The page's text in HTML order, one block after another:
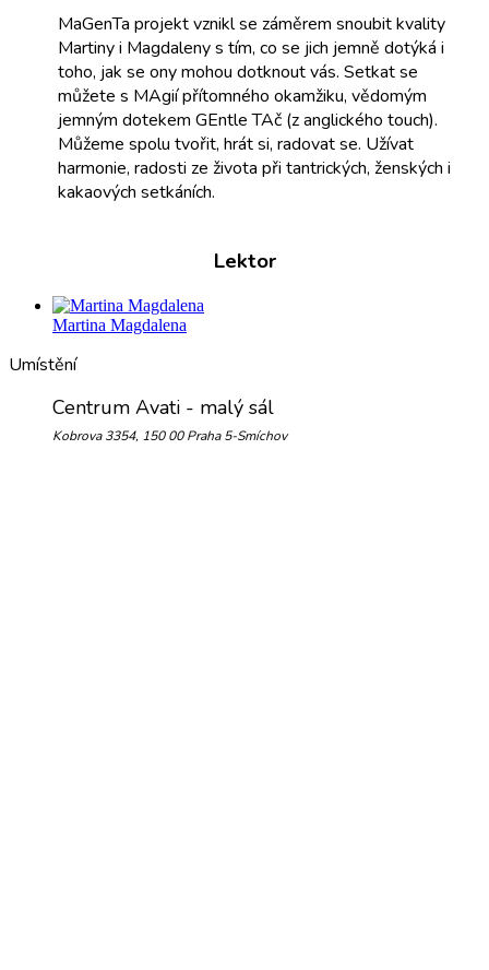
MaGenTa projekt vznikl se záměrem snoubit kvality
Martiny i Magdaleny s tím, co se jich jemně dotýká i
toho, jak se ony mohou dotknout vás. Setkat se
můžete s MAgií přítomného okamžiku, vědomým
jemným dotekem GEntle TAč (z anglického touch).
Můžeme spolu tvořit, hrát si, radovat se. Užívat
harmonie, radosti ze života při tantrických, ženských i
kakaových setkáních.
Lektor
Martina Magdalena
Umístění
Centrum Avati - malý sál
Kobrova 3354, 150 00 Praha 5-Smíchov